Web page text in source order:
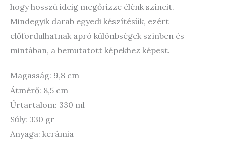
hogy hosszú ideig megőrizze élénk színeit.
Mindegyik darab egyedi készítésük, ezért
előfordulhatnak apró különbségek színben és
mintában, a bemutatott képekhez képest.
Magasság: 9,8 cm
Átmérő: 8,5 cm
Űrtartalom: 330 ml
Súly: 330 gr
Anyaga: kerámia